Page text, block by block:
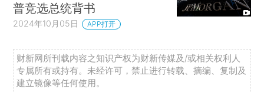
普竞选总统背书
2024年10月05日 APP打开
财新网所刊载内容之知识产权为财新传媒及/或相关权利人
专属所有或持有。未经许可，禁止进行转载、摘编、复制及
建立镜像等任何使用。